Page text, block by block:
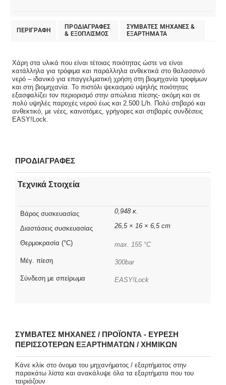
ΠΕΡΙΓΡΑΦΗ
ΠΡΟΔΙΑΓΡΑΦΕΣ
& EΞΟΠΛΙΣΜΟΣ
ΣΥΜΒΑΤΕΣ ΜΗΧΑΝΕΣ &
ΕΞΑΡΤΗΜΑΤΑ
Χάρη στα υλικά που είναι τέτοιας ποιότητας ώστε να είναι
κατάλληλα για τρόφιμα και παράλληλα ανθεκτικά στο θαλασσινό
νερό – ιδανικό για επαγγελματική χρήση στη βιομηχανία τροφίμων
και στη βιομηχανία. Το πιστόλι ψεκασμού υψηλής ποιότητας
εξασφαλίζει τον περιορισμό στην απώλεια πίεσης- ακόμη και σε
πολύ υψηλές παροχές νερού έως και 2.500 L/h. Πολύ στιβαρό και
ανθεκτικό, με νέες, καινοτόμες, γρήγορες και στιβαρές συνδέσεις
EASY!Lock.
ΠΡΟΔΙΑΓΡΑΦΕΣ
Τεχνικά Στοιχεία
Βάρος συσκευασίας 0,948 κ.
Διαστάσεις συσκευασίας 26,5 × 16 × 6,5 cm
Θερμοκρασία (°C) max. 155 °C
Μέγ. πίεση 300bar
Σύνδεση με σπείρωμα EASY!Lock
ΣΥΜΒΑΤΈΣ ΜΗΧΑΝΈΣ / ΠΡΟΪΌΝΤΑ - ΕΎΡΕΣΗ
ΠΕΡΙΣΣΌΤΕΡΩΝ ΕΞΑΡΤΗΜΆΤΩΝ / ΧΗΜΙΚΏΝ
Κάνε κλίκ στο όνομα του μηχανήματος / εξαρτήματος στην
παρακάτω λίστα και ανακάλυψε όλα τα εξαρτήματα που του
ταιριάζουν